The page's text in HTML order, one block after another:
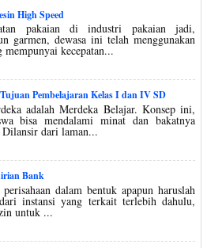
High Speed
pakaian di industri pakaian jadi,
garmen, dewasa ini telah menggunakan
kecepatan...
Pembelajaran Kelas I dan IV SD
adalah Merdeka Belajar. Konsep ini,
bisa mendalami minat dan bakatnya
dari laman...
Bank
dalam bentuk apapun haruslah
instansi yang terkait terlebih dahulu,
untuk ...